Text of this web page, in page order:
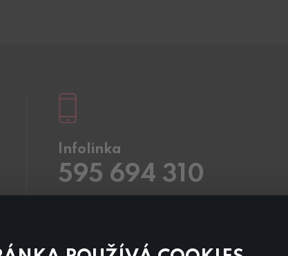
Infolinka
595 694 310
Kontaktujte nás také přes chat